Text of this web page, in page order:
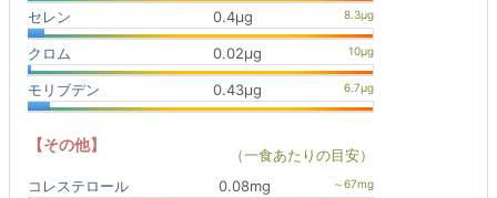
セレン 0.4μg
クロム 0.02μg
モリブデン 0.43μg
【その他】
（一食あたりの目安）
コレステロール
0.08mg